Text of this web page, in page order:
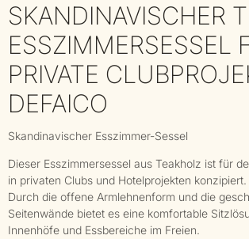
SKANDINAVISCHER
ESSZIMMERSESSEL
PRIVATE
DEFAICO
Skandinavischer Esszimmer-Sessel
Dieser Esszimmersessel aus Teakholz ist für
in privaten Clubs und Hotelprojekten konzipiert.
Durch die offene Armlehnenform und die
Seitenwände bietet es eine komfortable
Innenhöfe und Essbereiche im Freien.